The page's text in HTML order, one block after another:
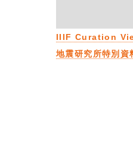
IIIF Curation
地震研究所特別資